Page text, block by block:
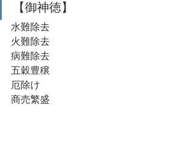
【御神徳】
水難除去
火難除去
病難除去
五穀豊穣
厄除け
商売繁盛